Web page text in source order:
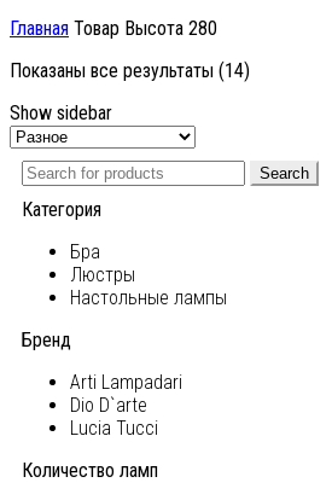
Главная Товар Высота 280
Показаны все результаты (14)
Show sidebar
Search
Категория
Бра
Люстры
Настольные лампы
Бренд
Arti Lampadari
Dio D`arte
Lucia Tucci
Количество ламп